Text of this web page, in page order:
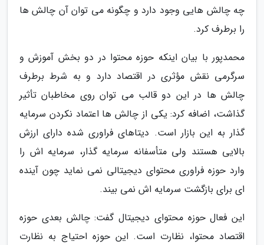
چه چالش هایی وجود دارد و چگونه می توان آن چالش ها
را برطرف کرد.
محمدپور با بیان اینکه حوزه محتوا در دو بخش آموزش و
سرگرمی نقش مؤثری در اقتصاد دارد و به شرط برطرف
چالش ها در این دو قالب می توان روی مخاطبان تأثیر
گذاشت، اضافه کرد: یکی از چالش ها اعتماد نکردن سرمایه
گذار به این بازار است. دیتاهای فراوری شده دارای ارزش
بالایی هستند ولی متأسفانه سرمایه گذار، سرمایه اش را
وارد حوزه فراوری محتوای دیجیتالی نمی نماید چون آینده
ای برای بازگشت سرمایه اش نمی بیند.
این فعال حوزه محتوای دیجیتال گفت: چالش بعدی حوزه
اقتصاد محتوا، نظارت است. این حوزه احتیاج به نظارت